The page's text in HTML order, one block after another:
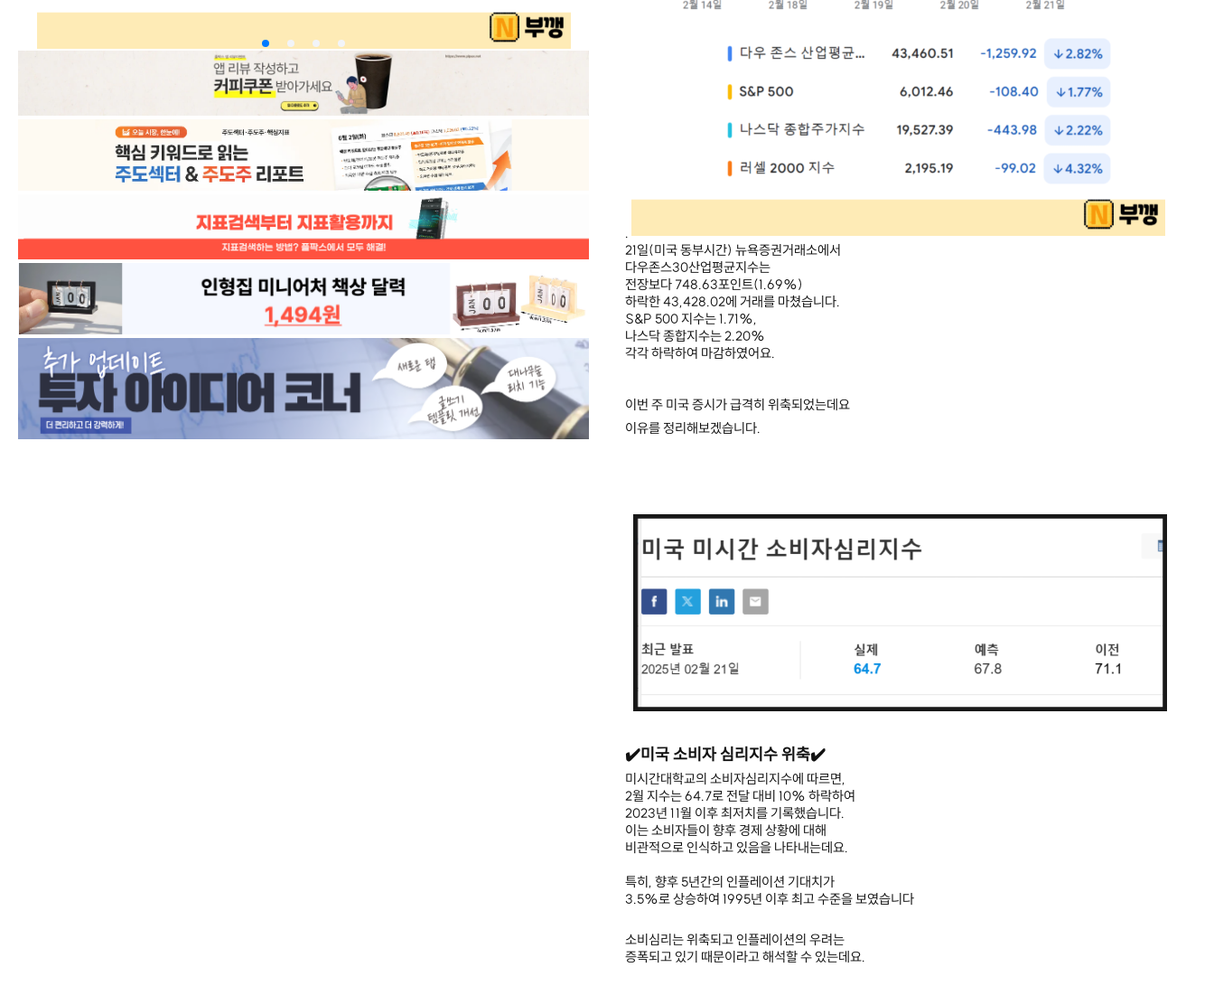
.
21일(미국 동부시간) 뉴욕증권거래소에서
다우존스30산업평균지수는
전장보다 748.63포인트(1.69%)
하락한 43,428.02에 거래를 마쳤습니다.
S&P 500 지수는 1.71%,
나스닥 종합지수는 2.20%
각각 하락하여 마감하였어요.
이번 주 미국 증시가 급격히 위축되었는데요
이유를 정리해보겠습니다.
✔️미국 소비자 심리지수 위축✔️
미시간대학교의 소비자심리지수에 따르면,
2월 지수는 64.7로 전달 대비 10% 하락하여
2023년 11월 이후 최저치를 기록했습니다.
이는 소비자들이 향후 경제 상황에 대해
비관적으로 인식하고 있음을 나타내는데요.
특히, 향후 5년간의 인플레이션 기대치가
3.5%로 상승하여 1995년 이후 최고 수준을 보였습니다
소비심리는 위축되고 인플레이션의 우려는
증폭되고 있기 때문이라고 해석할 수 있는데요.